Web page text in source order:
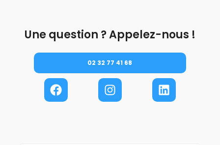
Une question ? Appelez-nous !
02 32 77 41 68